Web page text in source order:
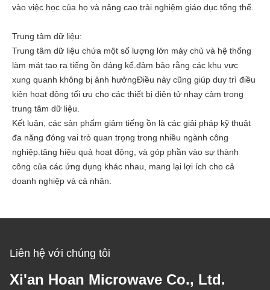
vào việc học của họ và nâng cao trải nghiệm giáo dục tổng thể.
Trung tâm dữ liệu:
Trung tâm dữ liệu chứa một số lượng lớn máy chủ và hệ thống
làm mát tạo ra tiếng ồn đáng kể.đảm bảo rằng các khu vực
xung quanh không bị ảnh hưởngĐiều này cũng giúp duy trì điều
kiện hoạt động tối ưu cho các thiết bị điện tử nhạy cảm trong
trung tâm dữ liệu.
Kết luận, các sản phẩm giảm tiếng ồn là các giải pháp kỹ thuật
đa năng đóng vai trò quan trọng trong nhiều ngành công
nghiệp.tăng hiệu quả hoạt động, và góp phần vào sự thành
công của các ứng dụng khác nhau, mang lại lợi ích cho cả
doanh nghiệp và cá nhân.
Liên hệ với chúng tôi
Xi'an Hoan Microwave Co., Ltd.